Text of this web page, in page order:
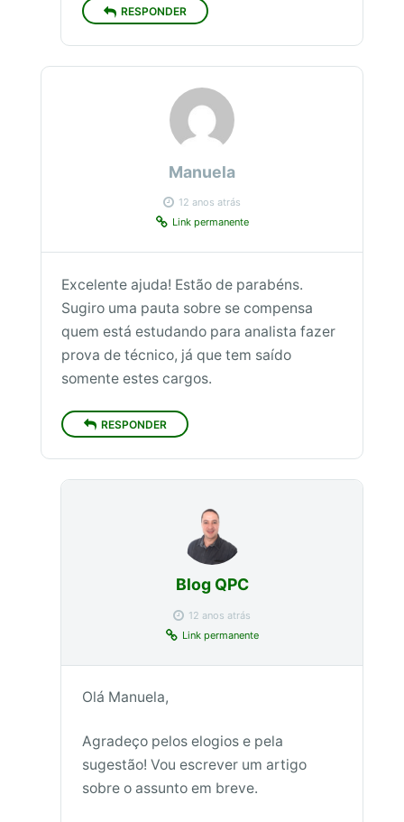
RESPONDER
Manuela
12 anos atrás
Link permanente
Excelente ajuda! Estão de parabéns.
Sugiro uma pauta sobre se compensa
quem está estudando para analista fazer
prova de técnico, já que tem saído
somente estes cargos.
RESPONDER
Blog QPC
12 anos atrás
Link permanente
Olá Manuela,
Agradeço pelos elogios e pela
sugestão! Vou escrever um artigo
sobre o assunto em breve.